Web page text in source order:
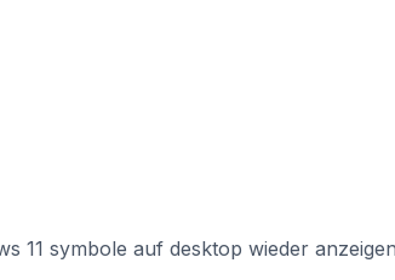
11 symbole auf desktop wieder